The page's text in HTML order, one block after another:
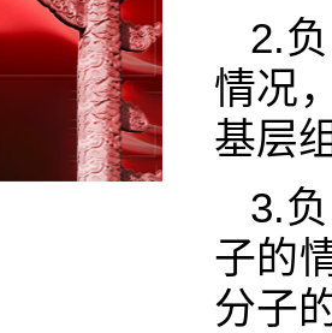
2.
情况
基层
3.
子的
分子